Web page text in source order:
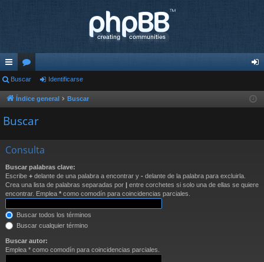
nl
ac
es
pi
do
s
or
os nti
Buscar Identificarse
Índice general Buscar
Buscar
Consulta
Buscar palabras clave:
Escribe + delante de una palabra a encontrar y - delante de la palabra para excluirla.
Crea una lista de palabras separadas por | entre corchetes si solo una de ellas se quiere
encontrar. Emplea * como comodín para coincidencias parciales.
Buscar todos los términos
Buscar cualquier término
Buscar autor:
Emplea * como comodín para coincidencias parciales.